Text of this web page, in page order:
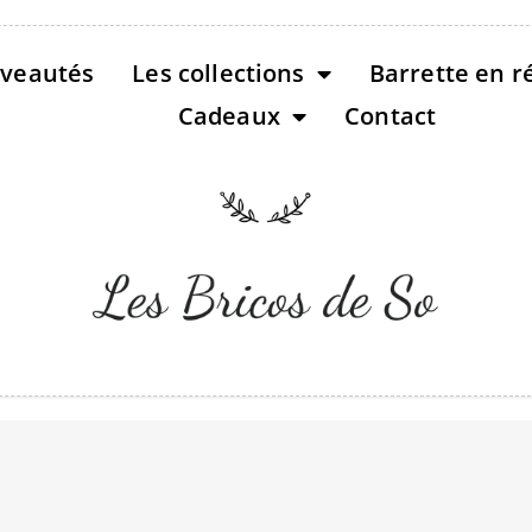
Les collections Barrette en
Cadeaux
Contact